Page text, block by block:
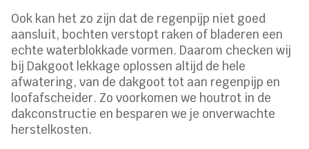
Ook kan het zo zijn dat de regenpijp niet goed
aansluit, bochten verstopt raken of bladeren een
echte waterblokkade vormen. Daarom checken wij
bij Dakgoot lekkage oplossen altijd de hele
afwatering, van de dakgoot tot aan regenpijp en
loofafscheider. Zo voorkomen we houtrot in de
dakconstructie en besparen we je onverwachte
herstelkosten.